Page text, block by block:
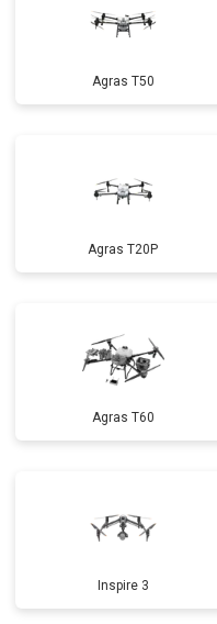
Agras T50
Agras T20P
Agras T60
Inspire 3